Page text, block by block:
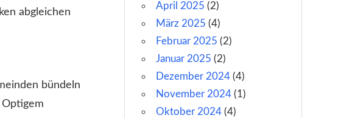
abgleichen
bündeln
April 2025 (2)
März 2025 (4)
Februar 2025 (2)
Januar 2025 (2)
Dezember 2024(4)
November 2024(1)
Oktober 2024(4)